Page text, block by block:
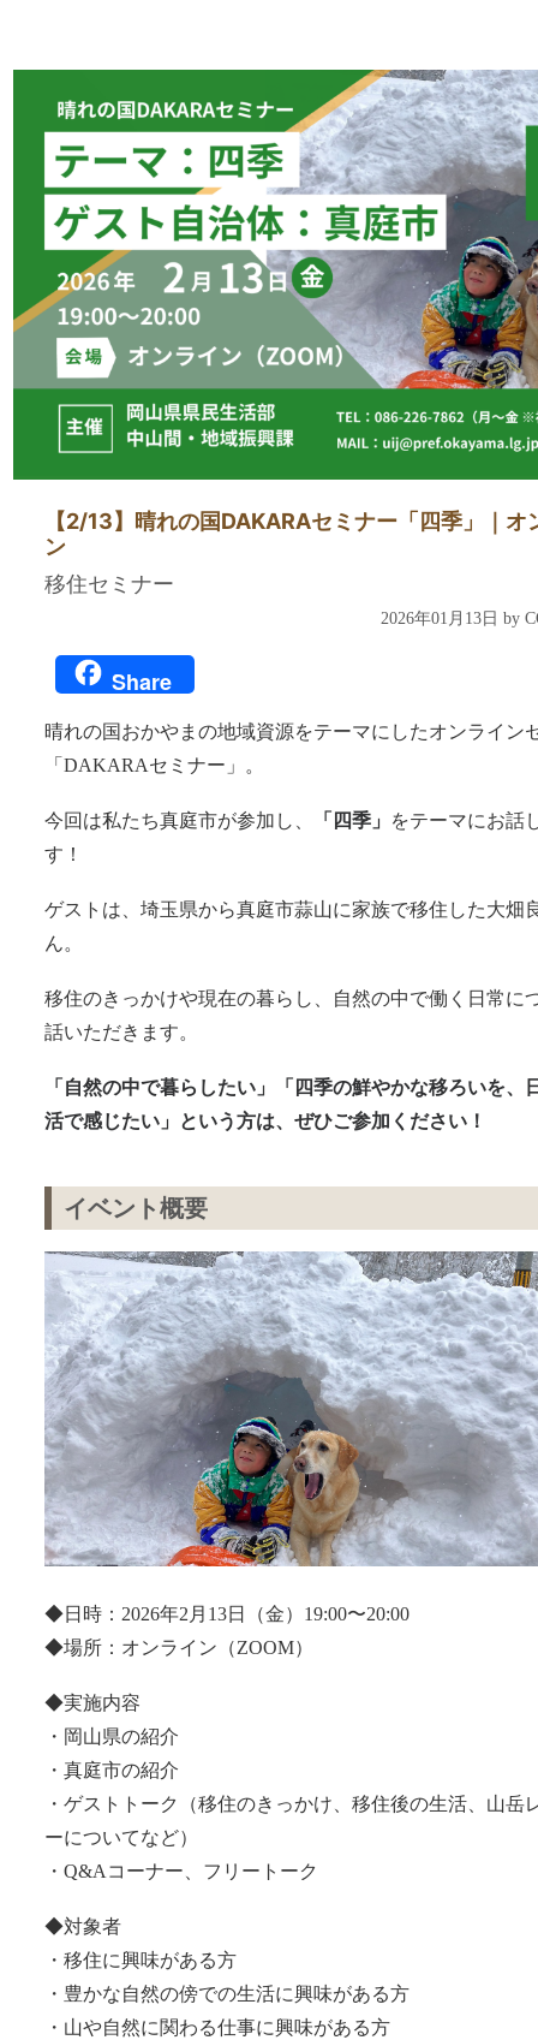
【2/13】晴れの国DAKARAセミナー「四季」｜オ
ン
移住セミナー
2026年01月13日 by
Share
晴れの国おかやまの地域資源をテーマにしたオンライン
「DAKARAセミナー」。
今回は私たち真庭市が参加し、 「四季」
をテーマにお話
す！
ゲストは、埼玉県から真庭市蒜山に家族で移住した大畑
ん。
移住のきっかけや現在の暮らし、自然の中で働く日常に
話いただきます。
「自然の中で暮らしたい」「四季の鮮やかな移ろいを、
活で感じたい」という方は、ぜひご参加ください！
イベント概要
◆日時：2026年2月13日（金）19:00〜20:00
◆場所：オンライン（ZOOM）
◆実施内容
・岡山県の紹介
・真庭市の紹介
・ゲストトーク（移住のきっかけ、移住後の生活、山岳
ーについてなど）
・Q&Aコーナー、フリートーク
◆対象者
・移住に興味がある方
・豊かな自然の傍での生活に興味がある方
・山や自然に関わる仕事に興味がある方